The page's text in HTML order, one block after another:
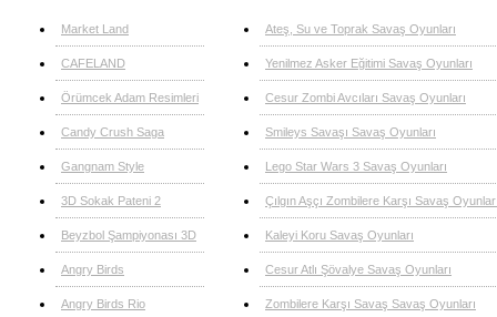
Market Land
CAFELAND
Örümcek Adam Resimleri
Candy Crush Saga
Gangnam Style
3D Sokak Pateni 2
Beyzbol Şampiyonası 3D
Angry Birds
Angry Birds Rio
Ateş, Su ve Toprak Savaş Oyunları
Yenilmez Asker Eğitimi Savaş Oyunları
Cesur Zombi Avcıları Savaş Oyunları
Smileys Savaşı Savaş Oyunları
Lego Star Wars 3 Savaş Oyunları
Çılgın Aşçı Zombilere Karşı Savaş
Kaleyi Koru Savaş Oyunları
Cesur Atlı Şövalye Savaş Oyunları
Zombilere Karşı Savaş Savaş Oyunları